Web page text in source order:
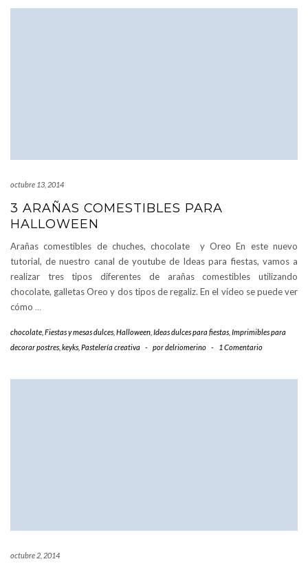
octubre 13, 2014
3 ARAÑAS COMESTIBLES PARA
HALLOWEEN
Arañas comestibles de chuches, chocolate y Oreo En este nuevo
tutorial, de nuestro canal de youtube de Ideas para fiestas, vamos a
realizar tres tipos diferentes de arañas comestibles utilizando
chocolate, galletas Oreo y dos tipos de regaliz. En el vídeo se puede ver
cómo …
chocolate Fiestas y mesas dulces Halloween Ideas dulces para fiestas Imprimibles para
decorar postres keyks Pastelería creativa - pordelriomerino - 1 Comentario
octubre 2, 2014